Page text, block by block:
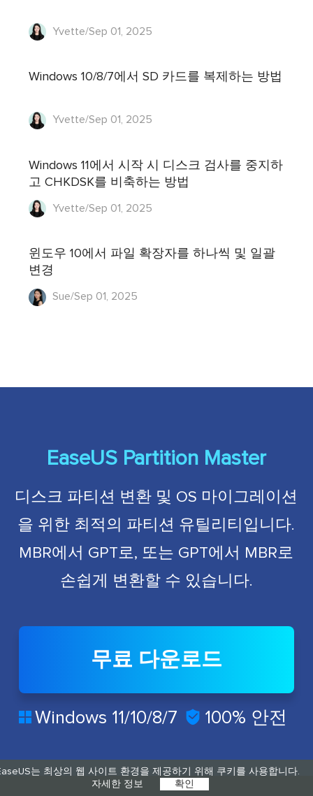
는 최상의 웹 사이트 환경을 제공하기 위해 쿠키를 사용합니다.
자세한 정보
확인
Yvette/Sep 01, 2025
Windows 10/8/7에서 SD 카드를 복제하는 방법
Yvette/Sep 01, 2025
Windows 11에서 시작 시 디스크 검사를 중지하
고 CHKDSK를 비축하는 방법
Yvette/Sep 01, 2025
윈도우 10에서 파일 확장자를 하나씩 및 일괄
변경
Sue/Sep 01, 2025
EaseUS Partition Master
디스크 파티션 변환 및 OS 마이그레이션
을 위한 최적의 파티션 유틸리티입니다.
MBR에서 GPT로, 또는 GPT에서 MBR로
손쉽게 변환할 수 있습니다.
무료 다운로드
 Windows 11/10/8/7  100% 안전